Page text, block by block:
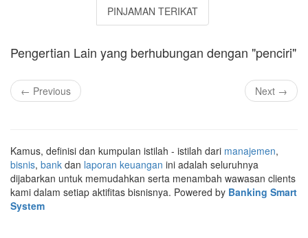
PINJAMAN TERIKAT
Pengertian Lain yang berhubungan dengan "penciri"
← Previous Next →
Kamus, definisi dan kumpulan istilah - istilah dari manajemen,
bisnis, bank dan laporan keuangan ini adalah seluruhnya
dijabarkan untuk memudahkan serta menambah wawasan clients
kami dalam setiap aktifitas bisnisnya. Powered by Banking Smart
System